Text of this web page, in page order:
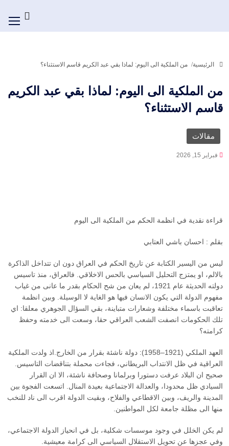
الرئيسية من الملكية الى اليوم: لماذا بقي عبد الكريم قاسم الاستثناء؟
من الملكية الى اليوم: لماذا بقي عبد الكريم
قاسم الاستثناء؟
مقالات
فبراير 15, 2026
قراءة نقدية في انظمة الحكم من الملكية الى اليوم
بقلم : احسان باشي العتابي
ليس من اليسير الكتابة عن تاريخ الحكم في العراق دون ان تتداخل الذاكرة
بالالم، او يمتزج التحليل السياسي بالحس الاخلاقي. فالعراق، منذ تاسيس
دولته الحديثة عام 1921، لم يعان من شح الحكام بقدر ما عانى من غياب
مفهوم الدولة التي يكون الانسان فيها هو الغاية لا الوسيلة. وبين انظمة
تعاقبت باسماء مختلفة وشعارات متباينة، بقي السؤال الجوهري معلقا: اي
تلك الحكومات انصفت الشعب العراقي حقا، وسعت الى خدمته وحفظ
كرامته؟
العهد الملكي (1921–1958): دولة ناشئة بقرار من الخارج.اذ ولدت الملكية
العراقية في ظل الانتداب البريطاني، فجاءت محملة بتناقضات التاسيس.
صحيح ان البلاد عرفت دستورا وبرلمانا وصحافة ناشئة، الا ان القرار
السيادي ظل محدودا، والعدالة الاجتماعية بعيدة المنال. اتسعت الفجوة بين
المدينة والريف، وبين الاقطاعي والفلاح، وبقيت الدولة اقرب الى ناد للنخب
منها الى مظلة جامعة لكل المواطنين.
لم يكن الخلل في وجود موسسات شكلية، بل في انحياز الدولة الاجتماعي،
وفي عجزها عن تحويل الاستقلال السياسي الى كرامة معيشية.